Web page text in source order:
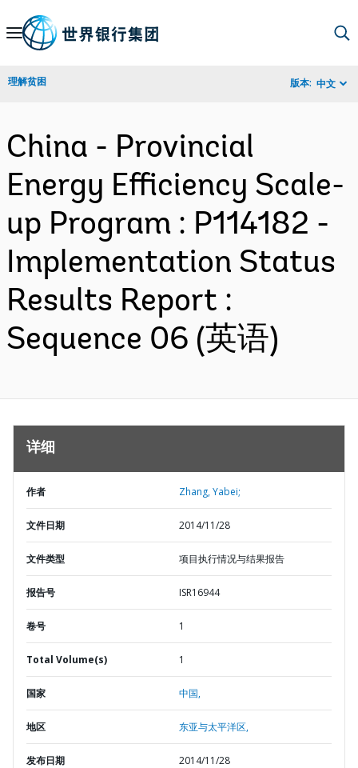
Skip
Navigation
理解贫困 版本: 中文
China - Provincial
Energy Efficiency Scale-
up Program : P114182 -
Implementation Status
Results Report :
Sequence 06 (英语)
详细
作者 Zhang, Yabei;
文件日期 2014/11/28
文件类型 项目执行情况与结果报告
报告号 ISR16944
卷号 1
Total Volume(s) 1
国家 中国,
地区 东亚与太平洋区,
发布日期 2014/11/28